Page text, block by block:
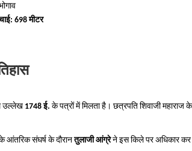
698 मीटर
उल्लेख 1748 ई. के पत्रों में मिलता है। छत्रपति शिवाजी महाराज
के आंतरिक संघर्ष के दौरानतुलाजी आंग्रेने इस किले पर अधिकार कर